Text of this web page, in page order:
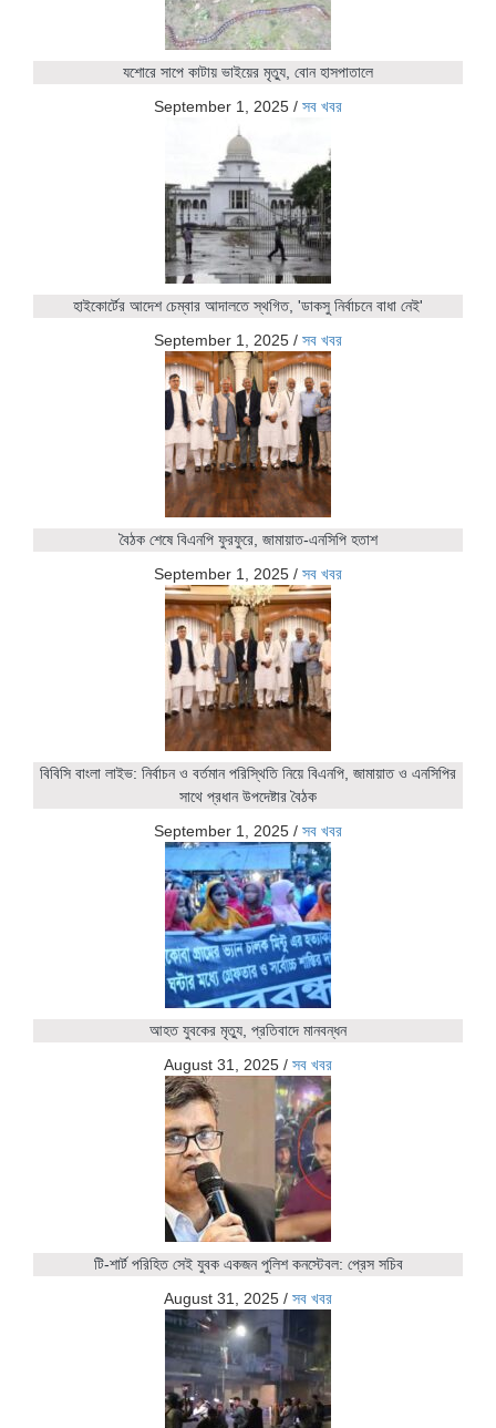
যশোরে সাপে কাটায় ভাইয়ের মৃত্যু, বোন হাসপাতালে
September 1, 2025 / সব খবর
হাইকোর্টের আদেশ চেম্বার আদালতে স্থগিত, 'ডাকসু নির্বাচনে বাধা নেই'
September 1, 2025 / সব খবর
বৈঠক শেষে বিএনপি ফুরফুরে, জামায়াত-এনসিপি হতাশ
September 1, 2025 / সব খবর
বিবিসি বাংলা লাইভ: নির্বাচন ও বর্তমান পরিস্থিতি নিয়ে বিএনপি, জামায়াত ও এনসিপির
সাথে প্রধান উপদেষ্টার বৈঠক
September 1, 2025 / সব খবর
আহত যুবকের মৃত্যু, প্রতিবাদে মানবন্ধন
August 31, 2025 / সব খবর
টি-শার্ট পরিহিত সেই যুবক একজন পুলিশ কনস্টেবল: প্রেস সচিব
August 31, 2025 / সব খবর